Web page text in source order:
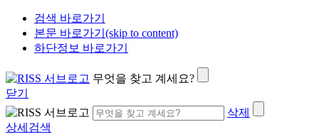
검색 바로가기
본문 바로가기(skip to content)
하단정보 바로가기
무엇을 찾고 계세요?
닫기
삭제
상세검색